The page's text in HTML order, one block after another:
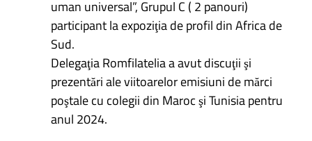
uman universal”, Grupul C ( 2 panouri)
participant la expoziţia de profil din Africa de
Sud.
Delegaţia Romfilatelia a avut discuţii şi
prezentări ale viitoarelor emisiuni de mărci
poştale cu colegii din Maroc şi Tunisia pentru
anul 2024.